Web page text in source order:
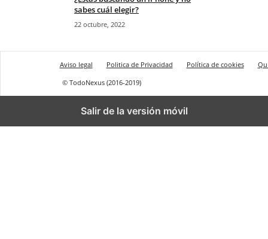
sabes cuál elegir?
22 octubre, 2022
Aviso legal Politica de Privacidad Política de cookies
© TodoNexus (2016-2019)
Salir de la versión móvil